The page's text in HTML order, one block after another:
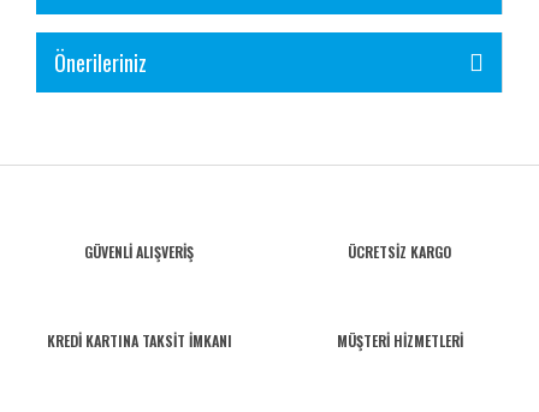
Önerileriniz
GÜVENLİ ALIŞVERİŞ ÜCRETSİZ KARGO
KREDİ KARTINA TAKSİT İMKANI MÜŞTERİ HİZMETLERİ